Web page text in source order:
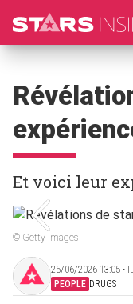
Et voici leur
© Getty Images
25/06/2026 13:05 ‧
PEOPLE DRUGS